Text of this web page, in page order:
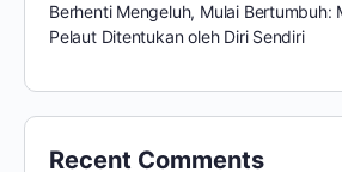
Berhenti Mengeluh, Mulai Bertumbuh:
Pelaut Ditentukan oleh Diri Sendiri
Recent Comments